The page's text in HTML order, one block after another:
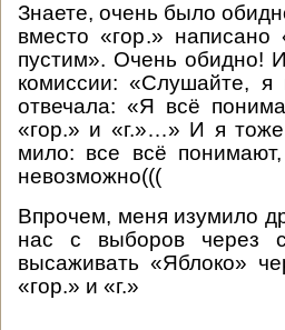
Знаете, очень было
вместо «гор.»
пустим». Очень обидно!
комиссии: «Слушайте,
отвечала: «Я всё
«гор.» и «г.»…» И я
мило: все всё
невозможно(((
Впрочем, меня изумило
нас с выборов через
высаживать «Яблоко»
«гор.» и «г.»